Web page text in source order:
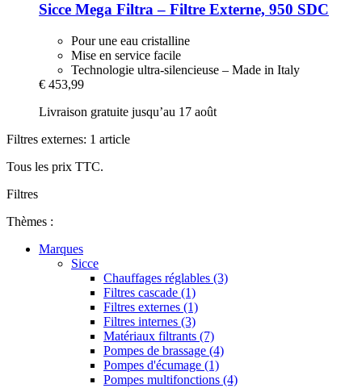
Sicce Mega Filtra – Filtre Externe, 950 SDC
Pour une eau cristalline
Mise en service facile
Technologie ultra-silencieuse – Made in Italy
€ 453,99
Livraison gratuite jusqu’au 17 août
Filtres externes: 1 article
Tous les prix TTC.
Filtres
Thèmes :
Marques
Sicce
Chauffages réglables (3)
Filtres cascade (1)
Filtres externes (1)
Filtres internes (3)
Matériaux filtrants (7)
Pompes de brassage (4)
Pompes d'écumage (1)
Pompes multifonctions (4)